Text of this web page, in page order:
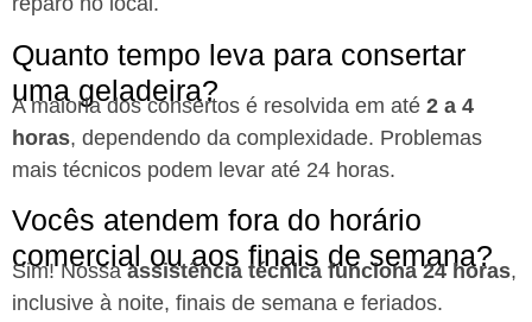
Quanto tempo leva para consertar
uma geladeira?
A maioria dos consertos é resolvida em até 2 a 4
horas, dependendo da complexidade. Problemas
mais técnicos podem levar até 24 horas.
Vocês atendem fora do horário
comercial ou aos finais de semana?
Sim! Nossaassistência técnica funciona 24 horas,
inclusive à noite, finais de semana e feriados.